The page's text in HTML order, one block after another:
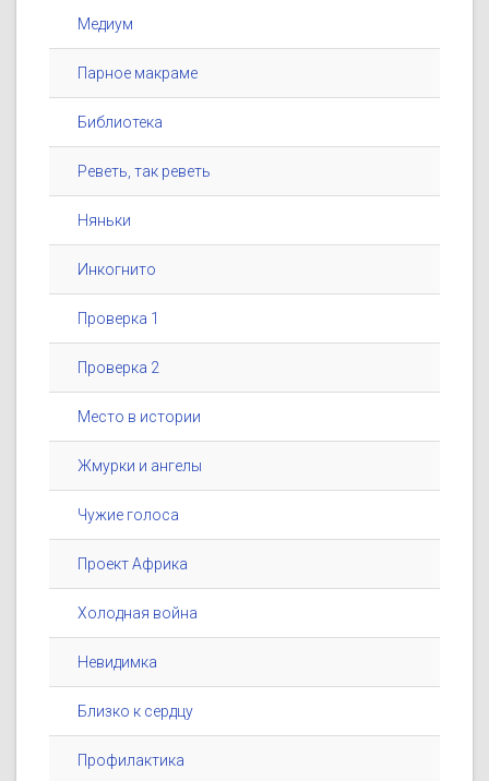
Медиум
Парное макраме
Библиотека
Реветь, так реветь
Няньки
Инкогнито
Проверка 1
Проверка 2
Место в истории
Жмурки и ангелы
Чужие голоса
Проект Африка
Холодная война
Невидимка
Близко к сердцу
Профилактика